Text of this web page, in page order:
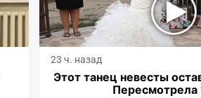
23 ч. назад
Этот танец невесты
Пересмотрела